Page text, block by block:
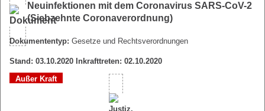
Neuinfektionen mit dem Coronavirus SARS-CoV-2
(Siebzehnte Coronaverordnung)
Dokumententyp: Gesetze und Rechtsverordnungen
Stand: 03.10.2020 Inkrafttreten: 02.10.2020
Außer Kraft